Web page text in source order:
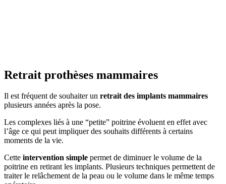
Retrait prothèses mammaires
Il est fréquent de souhaiter un retrait des implants mammaires
plusieurs années après la pose.
Les complexes liés à une “petite” poitrine évoluent en effet avec
l’âge ce qui peut impliquer des souhaits différents à certains
moments de la vie.
Cette intervention simple permet de diminuer le volume de la
poitrine en retirant les implants. Plusieurs techniques permettent de
traiter le relâchement de la peau ou le volume dans le même temps